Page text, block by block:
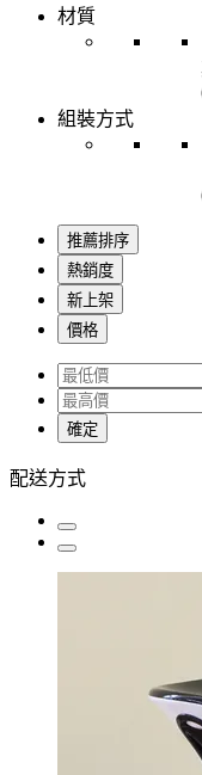
材質
組裝方式
推薦排序
熱銷度
新上架
價格
確定
配送方式